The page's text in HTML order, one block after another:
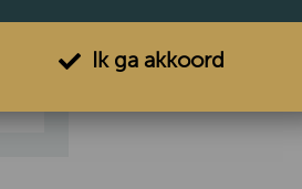
Ik ga akkoord